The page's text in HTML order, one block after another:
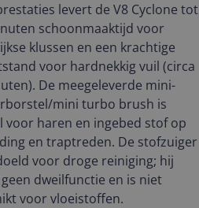
levert de V8 Cyclone tot
schoonmaaktijd voor
klussen en een krachtige
voor hardnekkig vuil (circa
De meegeleverde mini-
mini turbo brush is
voor haren en ingebed stof op
en traptreden. De stofzuiger
voor droge reiniging; hij
dweilfunctie en is niet
voor vloeistoffen.